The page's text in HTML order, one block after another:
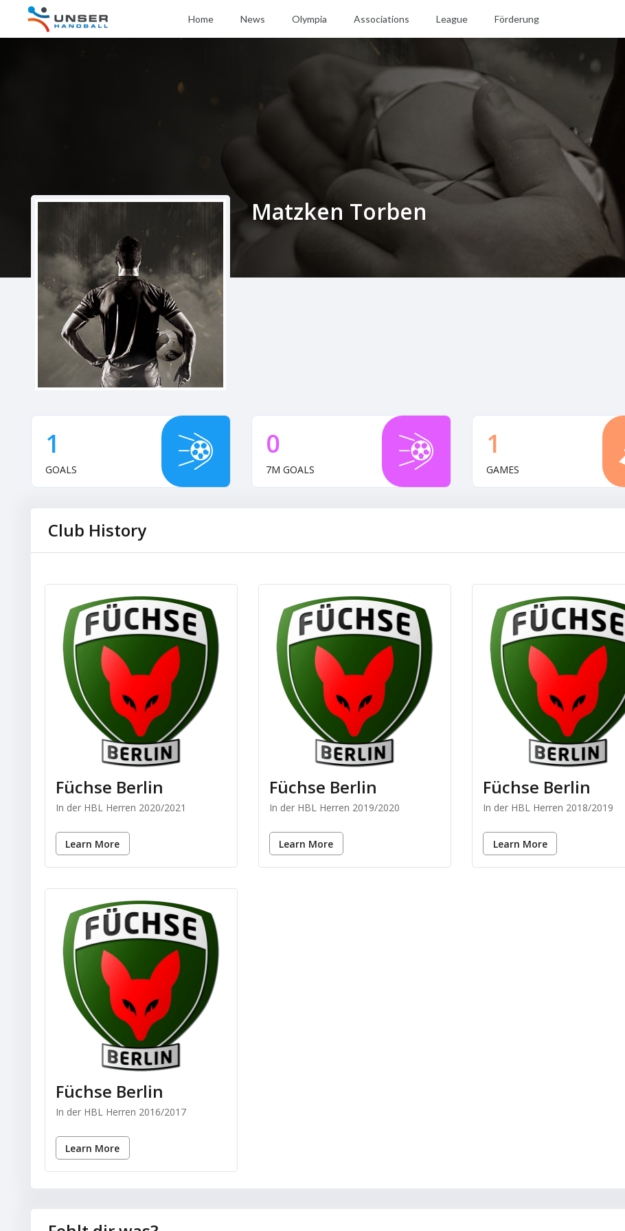
Home News Olympia Associations League Förderung
Matzken Torben
1
GOALS
0
7M GOALS
1
GAMES
Club History
Füchse Berlin
In der HBL Herren 2020/2021
Learn More
Füchse Berlin
In der HBL Herren 2019/2020
Learn More
Füchse Berlin
In der HBL Herren 2018/2019
Learn More
Füchse Berlin
In der HBL Herren 2016/2017
Learn More